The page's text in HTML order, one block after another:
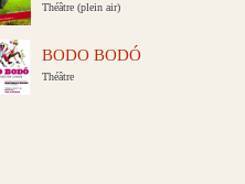
Théâtre (plein air)
BODO BODÓ
Théâtre